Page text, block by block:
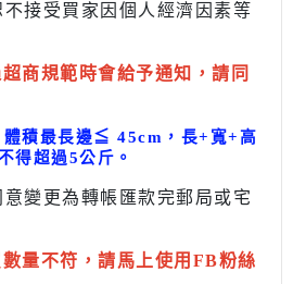
接受買家因個人經濟因素等
商規範時會給予通知，請同
體積最長邊≦ 45cm，長+寬+高
得超過5公斤 。
變更為轉帳匯款完郵局或宅
量不符，請馬上使用FB粉絲